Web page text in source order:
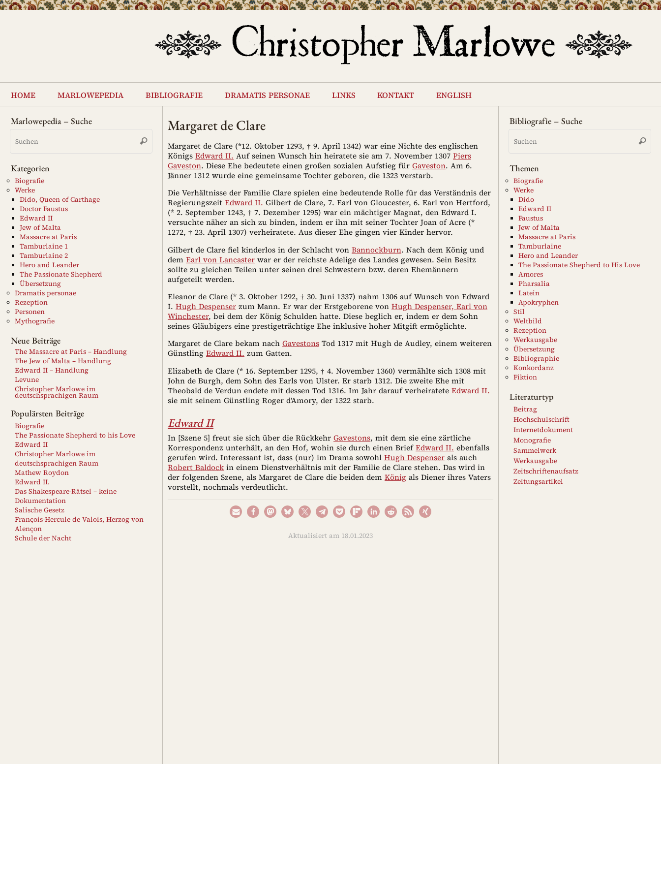
Zum
Inhalt
springen
home marlowepedia bibliografie dramatis personae links kontakt english
Margaret de Clare
Margaret de Clare (*12. Oktober 1293, † 9. April 1342) war eine Nichte des englischen
Königs Edward II. Auf seinen Wunsch hin heiratete sie am 7. November 1307 Piers
Gaveston. Diese Ehe bedeutete einen großen sozialen Aufstieg für Gaveston. Am 6.
Jänner 1312 wurde eine gemeinsame Tochter geboren, die 1323 verstarb.
Die Verhältnisse der Familie Clare spielen eine bedeutende Rolle für das Verständnis der
Regierungszeit Edward II. Gilbert de Clare, 7. Earl von Gloucester, 6. Earl von Hertford,
(* 2. September 1243, † 7. Dezember 1295) war ein mächtiger Magnat, den Edward I.
versuchte näher an sich zu binden, indem er ihn mit seiner Tochter Joan of Acre (*
1272, † 23. April 1307) verheiratete. Aus dieser Ehe gingen vier Kinder hervor.
Gilbert de Clare fiel kinderlos in der Schlacht von Bannockburn. Nach dem König und
dem Earl von Lancaster war er der reichste Adelige des Landes gewesen. Sein Besitz
sollte zu gleichen Teilen unter seinen drei Schwestern bzw. deren Ehemännern
aufgeteilt werden.
Eleanor de Clare (* 3. Oktober 1292, † 30. Juni 1337) nahm 1306 auf Wunsch von Edward
I. Hugh Despenser zum Mann. Er war der Erstgeborene von Hugh Despenser, Earl von
Winchester, bei dem der König Schulden hatte. Diese beglich er, indem er dem Sohn
seines Gläubigers eine prestigeträchtige Ehe inklusive hoher Mitgift ermöglichte.
Margaret de Clare bekam nach Gavestons Tod 1317 mit Hugh de Audley, einem weiteren
Günstling Edward II. zum Gatten.
Elizabeth de Clare (* 16. September 1295, † 4. November 1360) vermählte sich 1308 mit
John de Burgh, dem Sohn des Earls von Ulster. Er starb 1312. Die zweite Ehe mit
Theobald de Verdun endete mit dessen Tod 1316. Im Jahr darauf verheiratete Edward II.
sie mit seinem Günstling Roger d’Amory, der 1322 starb.
Edward II
In [Szene 5] freut sie sich über die Rückkehr Gavestons, mit dem sie eine zärtliche
Korrespondenz unterhält, an den Hof, wohin sie durch einen BriefEdward II. ebenfalls
gerufen wird. Interessant ist, dass (nur) im Drama sowohl Hugh Despenser als auch
Robert Baldock in einem Dienstverhältnis mit der Familie de Clare stehen. Das wird in
der folgenden Szene, als Margaret de Clare die beiden dem König als Diener ihres Vaters
vorstellt, nochmals verdeutlicht.
Aktualisiert am 18.01.2023
Marlowepedia – Suche
Suchen
nach:
Suchen
Kategorien
Biografie
Werke
Dido, Queen of Carthage
Doctor Faustus
Edward II
Jew of Malta
Massacre at Paris
Tamburlaine 1
Tamburlaine 2
Hero and Leander
The Passionate Shepherd
Übersetzung
Dramatis personae
Rezeption
Personen
Mythografie
Neue Beiträge
The Massacre at Paris – Handlung
The Jew of Malta – Handlung
Edward II – Handlung
Levune
Christopher Marlowe im
deutschsprachigen Raum
Populärsten Beiträge
Biografie
The Passionate Shepherd to his Love
Edward II
Christopher Marlowe im
deutschsprachigen Raum
Mathew Roydon
Edward II.
Das Shakespeare-Rätsel – keine
Dokumentation
Salische Gesetz
François-Hercule de Valois, Herzog von
Alençon
Schule der Nacht
Bibliografie – Suche
Themen
Biografie
Werke
Dido
Edward II
Faustus
Jew of Malta
Massacre at Paris
Tamburlaine
Hero and Leander
The Passionate Shepherd to His Love
Amores
Pharsalia
Latein
Apokryphen
Stil
Weltbild
Rezeption
Werkausgabe
Übersetzung
Bibliographie
Konkordanz
Fiktion
Literaturtyp
Beitrag
Hochschulschrift
Internetdokument
Monografie
Sammelwerk
Werkausgabe
Zeitschriftenaufsatz
Zeitungsartikel